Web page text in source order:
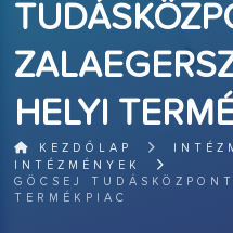
HELYI
KEZDŐLAP
INTÉZMÉNYEK
GÖCSEJ
TERMÉKPIAC